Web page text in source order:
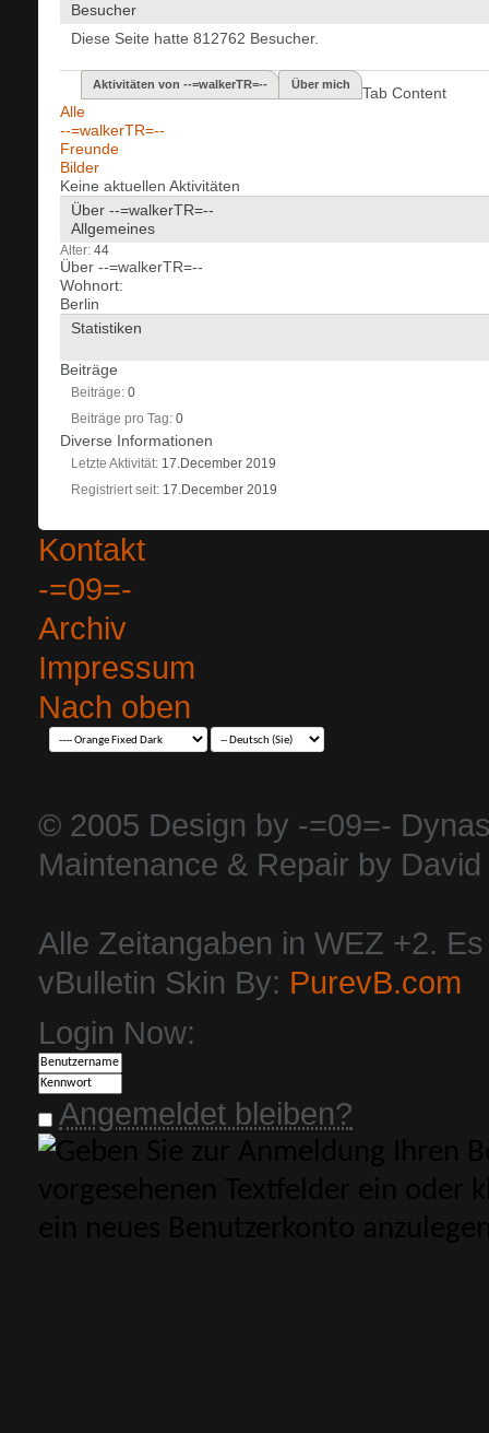
Besucher
Diese Seite hatte 812762 Besucher.
Aktivitäten von --=walkerTR=-- Über mich
Tab Content
Alle
--=walkerTR=--
Freunde
Bilder
Keine aktuellen Aktivitäten
Über --=walkerTR=--
Allgemeines
Alter 44
Über --=walkerTR=--
Wohnort:
Berlin
Statistiken
Beiträge
Beiträge 0
Beiträge pro Tag 0
Diverse Informationen
Letzte Aktivität 17.December 2019
Registriert seit 17.December 2019
Kontakt
-=09=-
Archiv
Impressum
Nach oben
© 2005 Design by -=09=-
Maintenance & Repair by
Alle Zeitangaben in WEZ +2.
vBulletin Skin By: PurevB.com
Login Now:
Angemeldet bleiben?